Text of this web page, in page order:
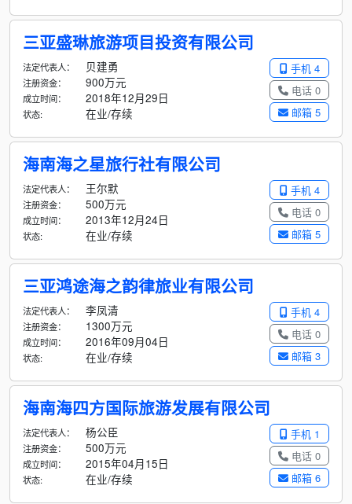
三亚盛琳旅游项目投资有限公司
手机 4
电话 0
邮箱 5
法定代表人： 贝建勇
注册资金： 900万元
成立时间： 2018年12月29日
状态: 在业/存续
海南海之星旅行社有限公司
手机 4
电话 0
邮箱 5
法定代表人： 王尔默
注册资金： 500万元
成立时间： 2013年12月24日
状态: 在业/存续
三亚鸿途海之韵律旅业有限公司
手机 4
电话 0
邮箱 3
法定代表人： 李凤清
注册资金： 1300万元
成立时间： 2016年09月04日
状态: 在业/存续
海南海四方国际旅游发展有限公司
手机 1
电话 0
邮箱 6
法定代表人： 杨公臣
注册资金： 500万元
成立时间： 2015年04月15日
状态: 在业/存续